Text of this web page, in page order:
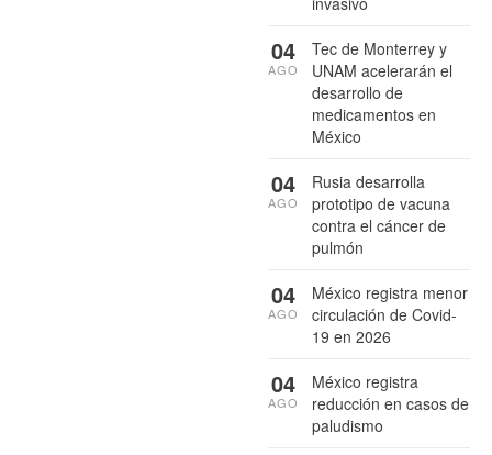
Tec de Monterrey y
UNAM acelerarán el
desarrollo de
medicamentos en
México
04
AGO
Rusia desarrolla
prototipo de vacuna
contra el cáncer de
pulmón
04
AGO
México registra menor
circulación de Covid-
19 en 2026
04
AGO
México registra
reducción en casos de
paludismo
04
AGO